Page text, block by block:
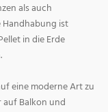
als auch
Handhabung ist
in die Erde
eine moderne Art zu
auf Balkon und